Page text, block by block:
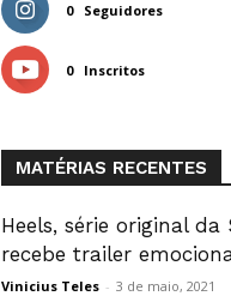
0 Seguidores
0 Inscritos
MATÉRIAS RECENTES
Heels, série original da
recebe trailer
Vinicius Teles - 3 de maio, 2021